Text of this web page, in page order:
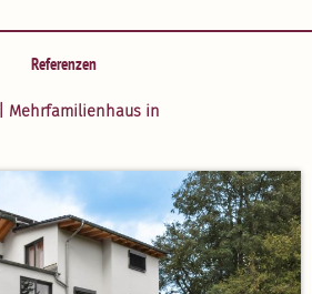
Referenzen
Mehrfa­mi­li­enhaus in